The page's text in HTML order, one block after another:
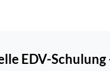
EDV-